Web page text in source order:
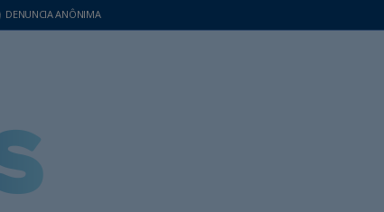
DENUNCIA ANÔNIMA